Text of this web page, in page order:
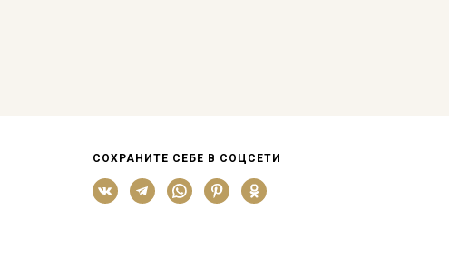
СОХРАНИТЕ СЕБЕ В СОЦСЕТИ